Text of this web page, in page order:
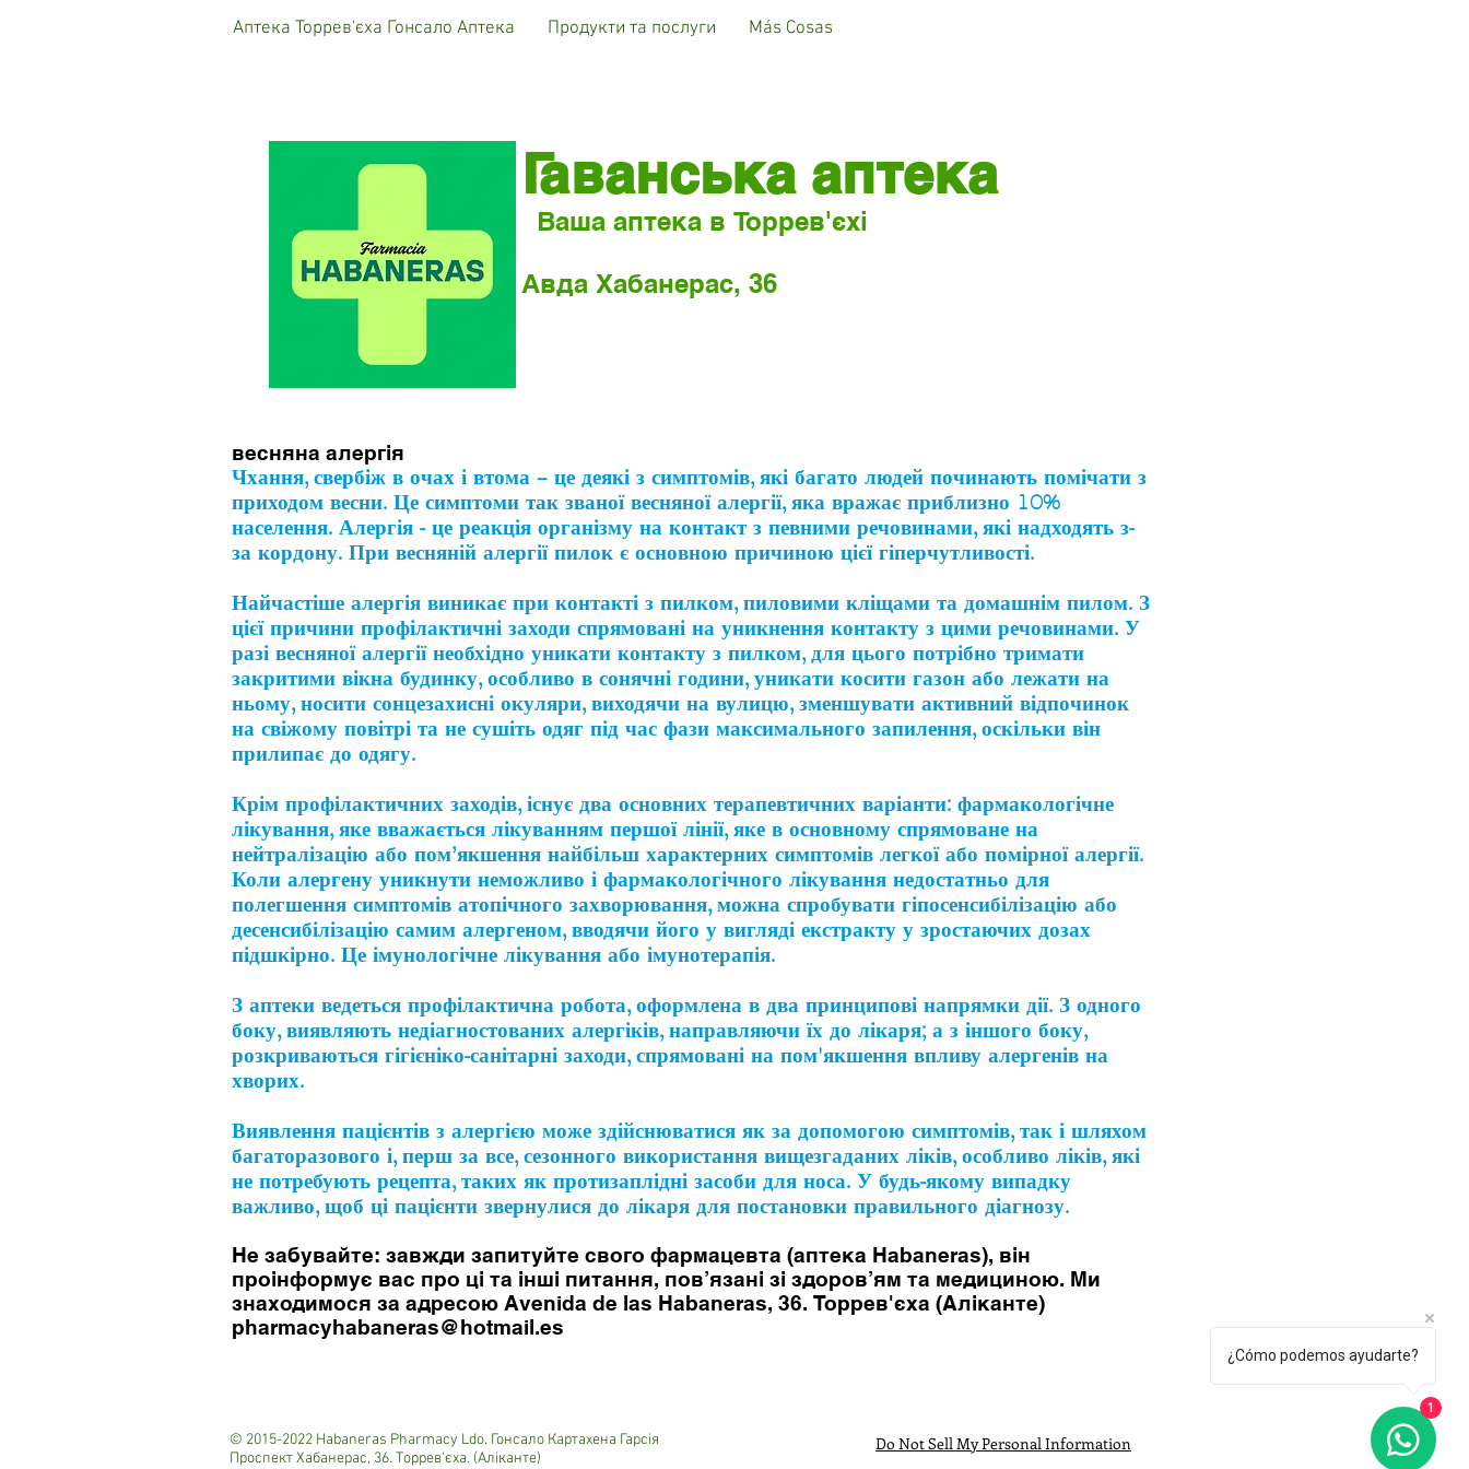
Аптека Торрев'єха Гонсало Аптека Продукти та послуги Más Cosas
Гаванська аптека
Ваша аптека в Торрев'єхі
Авда Хабанерас, 36
весняна алергія
Чхання, свербіж в очах і втома – це деякі з симптомів, які багато людей починають помічати з
приходом весни. Це симптоми так званої весняної алергії, яка вражає приблизно 10%
населення. Алергія - це реакція організму на контакт з певними речовинами, які надходять з-
за кордону. При весняній алергії пилок є основною причиною цієї гіперчутливості.
Найчастіше алергія виникає при контакті з пилком, пиловими кліщами та домашнім пилом. З
цієї причини профілактичні заходи спрямовані на уникнення контакту з цими речовинами. У
разі весняної алергії необхідно уникати контакту з пилком, для цього потрібно тримати
закритими вікна будинку, особливо в сонячні години, уникати косити газон або лежати на
ньому, носити сонцезахисні окуляри, виходячи на вулицю, зменшувати активний відпочинок
на свіжому повітрі та не сушіть одяг під час фази максимального запилення, оскільки він
прилипає до одягу.
Крім профілактичних заходів, існує два основних терапевтичних варіанти: фармакологічне
лікування, яке вважається лікуванням першої лінії, яке в основному спрямоване на
нейтралізацію або пом’якшення найбільш характерних симптомів легкої або помірної алергії.
Коли алергену уникнути неможливо і фармакологічного лікування недостатньо для
полегшення симптомів атопічного захворювання, можна спробувати гіпосенсибілізацію або
десенсибілізацію самим алергеном, вводячи його у вигляді екстракту у зростаючих дозах
підшкірно. Це імунологічне лікування або імунотерапія.
З аптеки ведеться профілактична робота, оформлена в два принципові напрямки дії. З одного
боку, виявляють недіагностованих алергіків, направляючи їх до лікаря; а з іншого боку,
розкриваються гігієніко-санітарні заходи, спрямовані на пом'якшення впливу алергенів на
хворих.
Виявлення пацієнтів з алергією може здійснюватися як за допомогою симптомів, так і шляхом
багаторазового і, перш за все, сезонного використання вищезгаданих ліків, особливо ліків, які
не потребують рецепта, таких як протизаплідні засоби для носа. У будь-якому випадку
важливо, щоб ці пацієнти звернулися до лікаря для постановки правильного діагнозу.
Не забувайте: завжди запитуйте свого фармацевта (аптека Habaneras), він
проінформує вас про ці та інші питання, пов’язані зі здоров’ям та медициною. Ми
знаходимося за адресою Avenida de las Habaneras, 36. Торрев'єха (Аліканте)
pharmacyhabaneras@hotmail.es
© 2015-2022 Habaneras Pharmacy Ldo. Гонсало Картахена Гарсія
Проспект Хабанерас, 36. Торрев'єха. (Аліканте)
Do Not Sell My Personal Information
¿Cómo podemos ayudarte?
1